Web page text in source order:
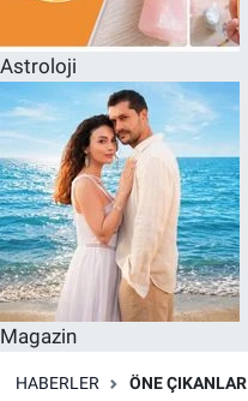
Astroloji
Magazin
HABERLER ÖNE ÇIKANLAR